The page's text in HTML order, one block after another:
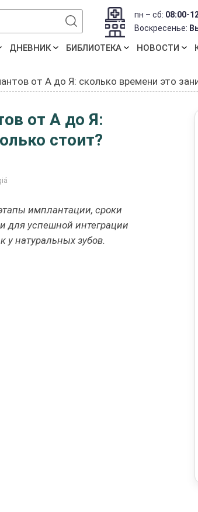
пн – сб: 08:00-
Воскресенье:
ДНЕВНИК БИБЛИОТЕКА НОВОСТИ
от А до Я: сколько времени это
от А до Я:
стоит?
имплантации, сроки
для успешной интеграции
у натуральных зубов.